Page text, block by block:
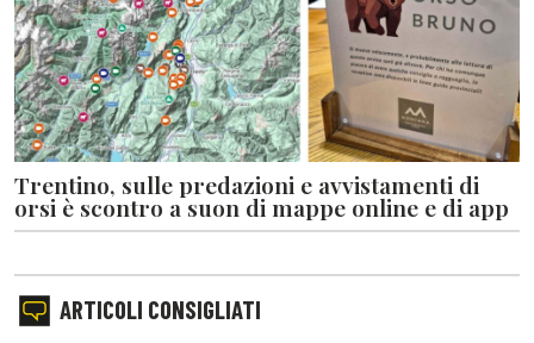
Trentino, sulle predazioni e avvistamenti di
orsi è scontro a suon di mappe online e di app
ARTICOLI CONSIGLIATI